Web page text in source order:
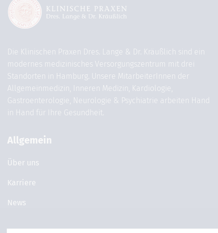
Die Klinischen Praxen Dres. Lange & Dr. Kräußlich sind ein
modernes medizinisches Versorgungszentrum mit drei
Standorten in Hamburg. Unsere MitarbeiterInnen der
Allgemeinmedizin, Inneren Medizin, Kardiologie,
Gastroenterologie, Neurologie & Psychiatrie arbeiten Hand
in Hand für Ihre Gesundheit.
Allgemein
Über uns
Karriere
News